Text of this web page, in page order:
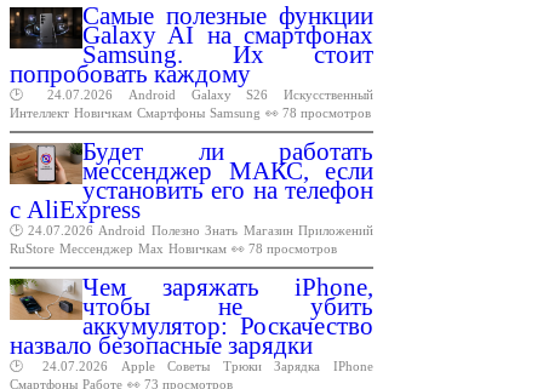
Самые полезные функции
Galaxy AI на смартфонах
Samsung. Их стоит
попробовать каждому
🕑 24.07.2026 Android Galaxy S26
Искусственный
Интеллект Новичкам Смартфоны Samsung 👀 78 просмотров
Будет ли работать
мессенджер МАКС, если
установить его на телефон
с AliExpress
🕑 24.07.2026 Android Полезно Знать Магазин Приложений
RuStore Мессенджер Max Новичкам 👀 78 просмотров
Чем заряжать iPhone,
чтобы не убить
аккумулятор: Роскачество
назвало безопасные зарядки
🕑 24.07.2026 Apple Советы Трюки Зарядка
IPhone
Смартфоны Работе 👀 73 просмотров